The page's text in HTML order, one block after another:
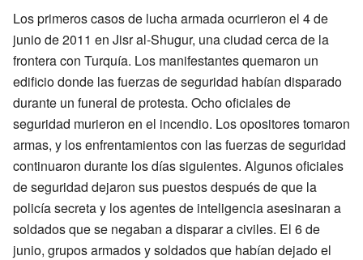
Los primeros casos de lucha armada ocurrieron el 4 de
junio de 2011 en Jisr al-Shugur, una ciudad cerca de la
frontera con Turquía. Los manifestantes quemaron un
edificio donde las fuerzas de seguridad habían disparado
durante un funeral de protesta. Ocho oficiales de
seguridad murieron en el incendio. Los opositores tomaron
armas, y los enfrentamientos con las fuerzas de seguridad
continuaron durante los días siguientes. Algunos oficiales
de seguridad dejaron sus puestos después de que la
policía secreta y los agentes de inteligencia asesinaran a
soldados que se negaban a disparar a civiles. El 6 de
junio, grupos armados y soldados que habían dejado el